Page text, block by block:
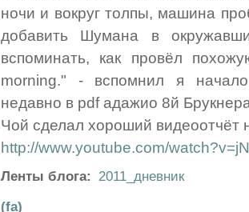
ночи и вокруг толпы, машина
добавить Шумана в
вспоминать, как провёл
morning." - вспомнил я
недавно в pdf адажио 8й
Чой сделал хороший видеоотчёт
http://www.youtube.com/
Ленты блога: 2011_дневник
(fa)